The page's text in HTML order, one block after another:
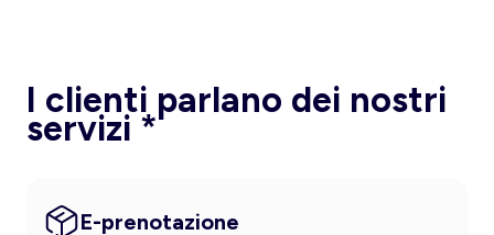
I clienti parlano dei nostri
servizi *
E-prenotazione